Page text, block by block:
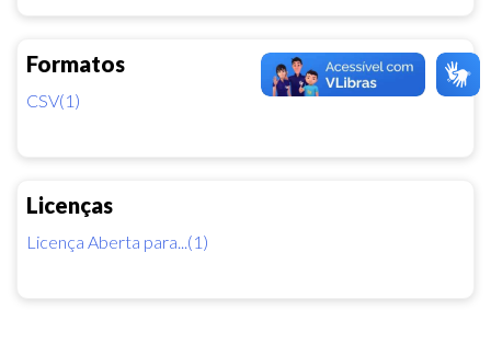
Formatos
CSV(1)
Licenças
Licença Aberta para...(1)